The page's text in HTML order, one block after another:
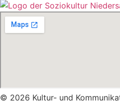
© 2026 Kultur- und